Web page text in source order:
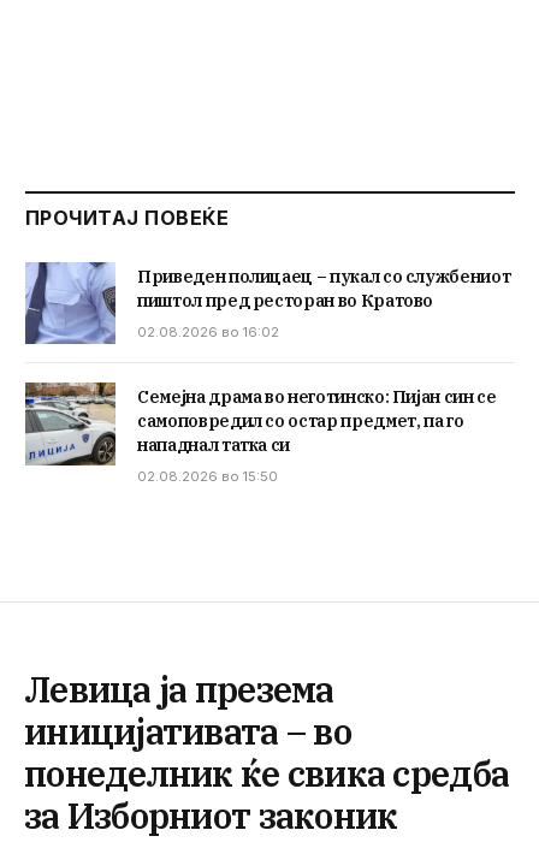
ПРОЧИТАЈ ПОВЕЌЕ
Приведен полицаец – пукал со службениот
пиштол пред ресторан во Кратово
02.08.2026 во 16:02
Семејна драма во неготинско: Пијан син се
самоповредил со остар предмет, па го
нападнал татка си
02.08.2026 во 15:50
Левица ја презема
иницијативата – во
понеделник ќе свика средба
за Изборниот законик